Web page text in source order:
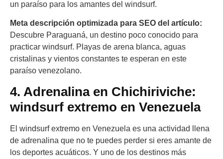
un paraíso para los amantes del windsurf.
Meta descripción optimizada para SEO del artículo:
Descubre Paraguaná, un destino poco conocido para
practicar windsurf. Playas de arena blanca, aguas
cristalinas y vientos constantes te esperan en este
paraíso venezolano.
4. Adrenalina en Chichiriviche:
windsurf extremo en Venezuela
El windsurf extremo en Venezuela es una actividad llena
de adrenalina que no te puedes perder si eres amante de
los deportes acuáticos. Y uno de los destinos más